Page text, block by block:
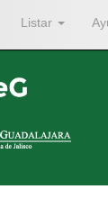
Listar